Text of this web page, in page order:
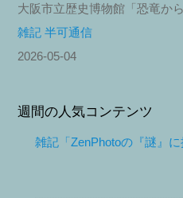
大阪市立歴史博物館「恐竜か
雑記 半可通信
2026-05-04
週間の人気コンテンツ
雑記「ZenPhotoの『謎』に